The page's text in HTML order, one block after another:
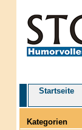
Startseite
Kategorien